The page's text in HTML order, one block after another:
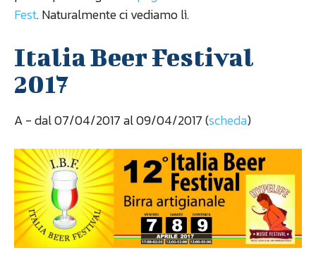
Fest. Naturalmente ci vediamo lì.
Italia Beer Festival
2017
A- dal 07/04/2017 al 09/04/2017 (scheda)